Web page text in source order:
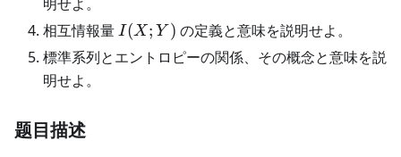
相互情報量 I(X;Y)
I(X; Y ) の定義と意味を説明せよ。
標準系列とエントロピーの関係、その概念と意味を説
明せよ。
题目描述